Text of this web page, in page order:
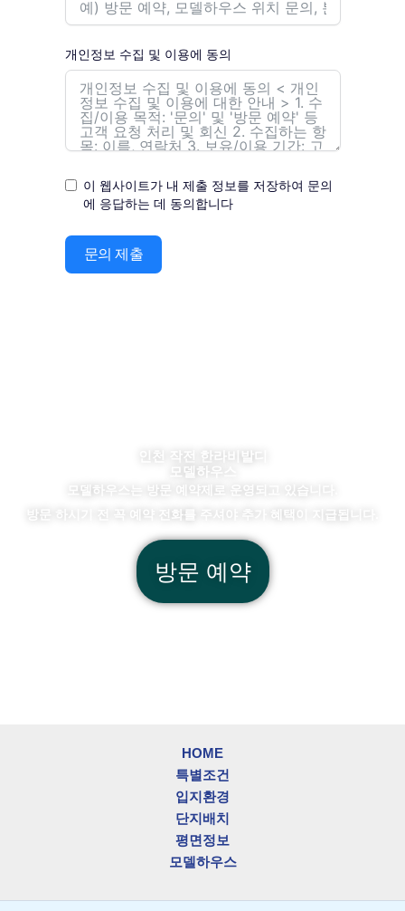
개인정보 수집 및 이용에 동의
이 웹사이트가 내 제출 정보를 저장하여 문의
에 응답하는 데 동의합니다
문의 제출
인천 작전 한라비발디
모델하우스
모델하우스는 방문 예약제로 운영되고 있습니다.
방문 하시기 전 꼭 예약 전화를 주셔야 추가 혜택이 지급됩니다.
방문 예약
HOME
특별조건
입지환경
단지배치
평면정보
모델하우스